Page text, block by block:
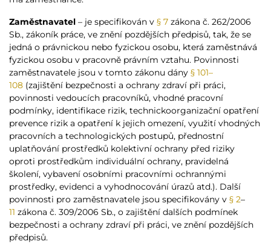
Zaměstnavatel – je specifikován v § 7 zákona č. 262/2006
Sb., zákoník práce, ve znění pozdějších předpisů, tak, že se
jedná o právnickou nebo fyzickou osobu, která zaměstnává
fyzickou osobu v pracovně právním vztahu. Povinnosti
zaměstnavatele jsou v tomto zákonu dány § 101–
108 (zajištění bezpečnosti a ochrany zdraví při práci,
povinnosti vedoucích pracovníků, vhodné pracovní
podmínky, identifikace rizik, technickoorganizační opatření
prevence rizik a opatření k jejich omezení, využití vhodných
pracovních a technologických postupů, přednostní
uplatňování prostředků kolektivní ochrany před riziky
oproti prostředkům individuální ochrany, pravidelná
školení, vybavení osobními pracovními ochrannými
prostředky, evidenci a vyhodnocování úrazů atd.). Další
povinnosti pro zaměstnavatele jsou specifikovány v § 2–
11 zákona č. 309/2006 Sb., o zajištění dalších podmínek
bezpečnosti a ochrany zdraví při práci, ve znění pozdějších
předpisů.